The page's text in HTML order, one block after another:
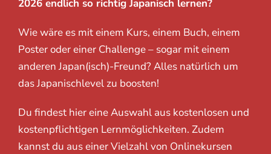
2026 endlich so richtig Japanisch lernen?
Wie wäre es mit einem Kurs, einem Buch, einem
Poster oder einer Challenge – sogar mit einem
anderen Japan(isch)-Freund? Alles natürlich um
das Japanischlevel zu boosten!
Du findest hier eine Auswahl aus kostenlosen und
kostenpflichtigen Lernmöglichkeiten. Zudem
kannst du aus einer Vielzahl von Onlinekursen